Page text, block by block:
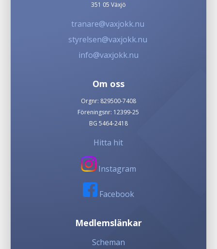
351 05 Växjö
tranare@vaxjokk.nu
styrelsen@vaxjokk.nu
info@vaxjokk.nu
Om oss
Orgnr: 829500-7408
Föreningsnr: 12399-25
BG 5464-2418
Hitta hit
Instagram
Facebook
Medlemslänkar
Scheman